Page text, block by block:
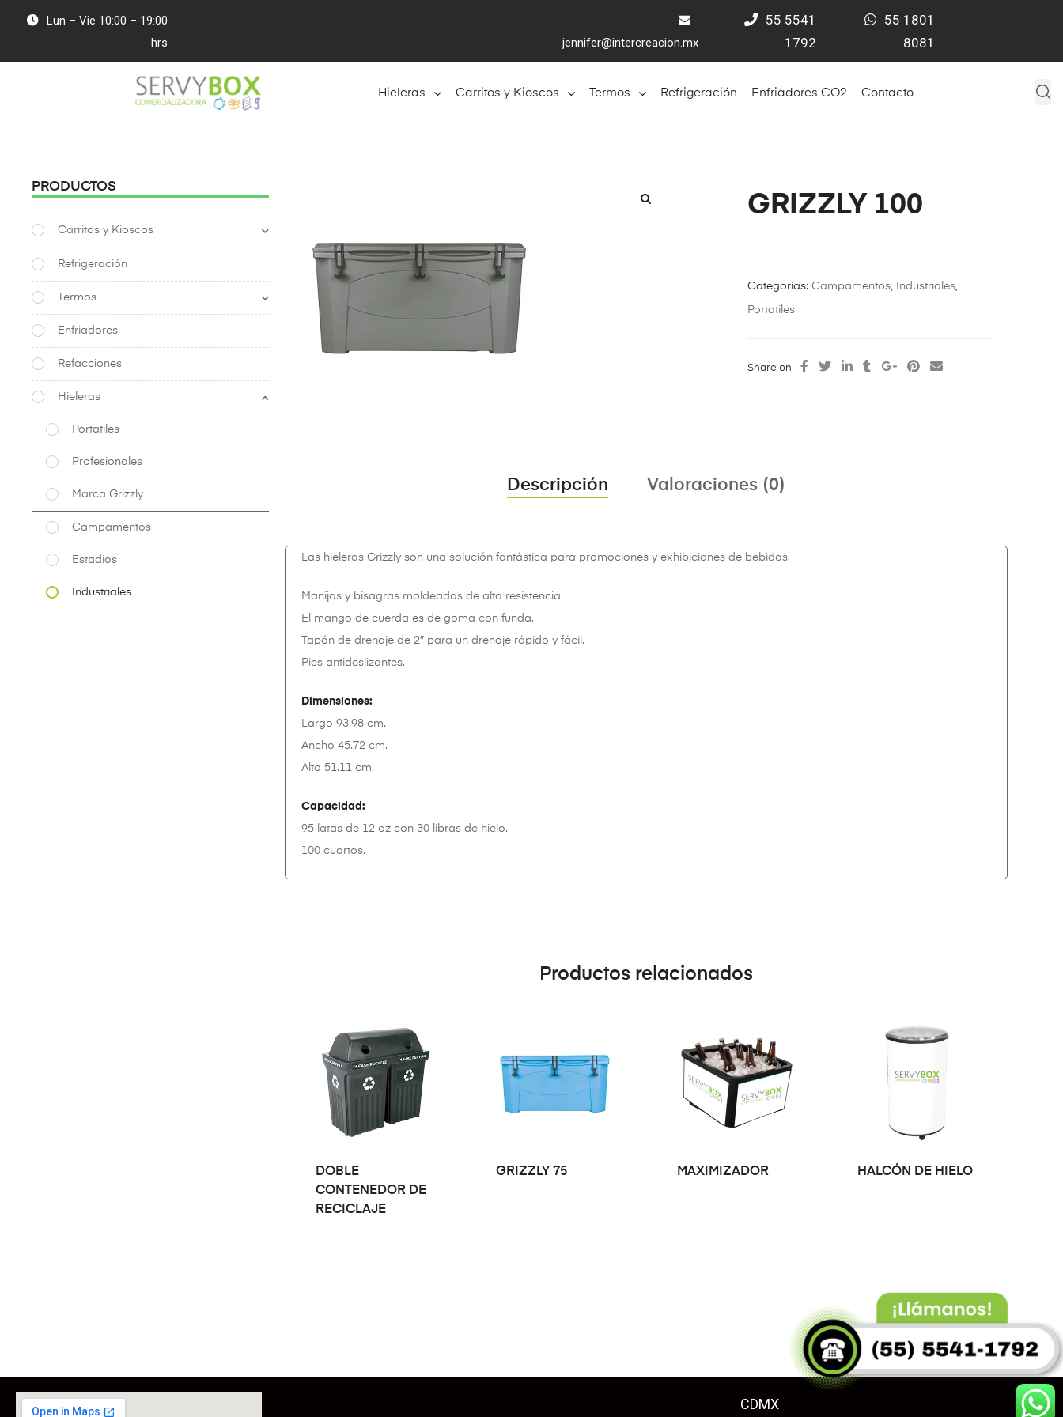
Lun – Vie 10:00 – 19:00
hrs
jennifer@intercreacion.mx
55 5541
1792
55 1801
8081
Hieleras Carritos y Kioscos Termos Refrigeración Enfriadores CO2 Contacto
GRIZZLY 100
Categorías:Campamentos, Industriales,
Portatiles
Share on:
Descripción Valoraciones (0)
Las hieleras Grizzly son una solución fantástica para promociones y exhibiciones de bebidas.
Manijas y bisagras moldeadas de alta resistencia.
El mango de cuerda es de goma con funda.
Tapón de drenaje de 2″ para un drenaje rápido y fácil.
Pies antideslizantes.
Dimensiones:
Largo 93.98 cm.
Ancho 45.72 cm.
Alto 51.11 cm.
Capacidad:
95 latas de 12 oz con 30 libras de hielo.
100 cuartos.
Productos relacionados
LEER MÁS
DOBLE
CONTENEDOR DE
RECICLAJE
LEER MÁS
GRIZZLY 75 LEER MÁS
MAXIMIZADOR LEER MÁS
HALCÓN DE HIELO
PRODUCTOS
Carritos y Kioscos
Refrigeración
Termos
Enfriadores
Refacciones
Hieleras
Portatiles
Profesionales
Marca Grizzly
Campamentos
Estadios
Industriales
CDMX